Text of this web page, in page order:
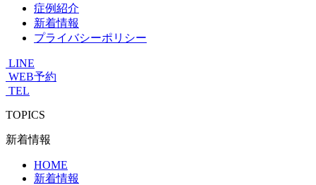
症例紹介
新着情報
プライバシーポリシー
LINE
WEB予約
TEL
TOPICS
新着情報
HOME
新着情報